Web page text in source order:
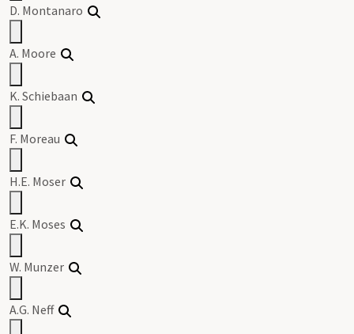
D. Montanaro
A. Moore
K. Schiebaan
F. Moreau
H.E. Moser
E.K. Moses
W. Munzer
A.G. Neff